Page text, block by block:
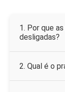
1. Por que
desligadas?
eficiência.
liberam
2. Qual é o